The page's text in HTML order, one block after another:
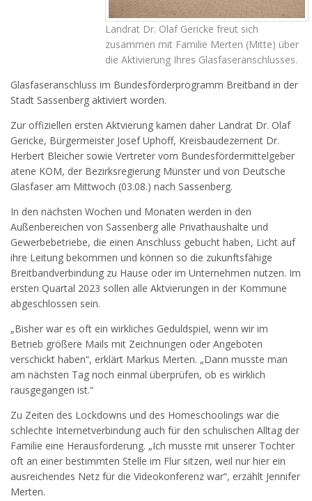
Landrat Dr. Olaf Gericke freut sich
zusammen mit Familie Merten (Mitte) über
die Aktivierung Ihres Glasfaseranschlusses.
Glasfaseranschluss im Bundesförderprogramm Breitband in der
Stadt Sassenberg aktiviert worden.
Zur offiziellen ersten Aktvierung kamen daher Landrat Dr. Olaf
Gericke, Bürgermeister Josef Uphoff, Kreisbaudezernent Dr.
Herbert Bleicher sowie Vertreter vom Bundesfördermittelgeber
atene KOM, der Bezirksregierung Münster und von Deutsche
Glasfaser am Mittwoch (03.08.) nach Sassenberg.
In den nächsten Wochen und Monaten werden in den
Außenbereichen von Sassenberg alle Privathaushalte und
Gewerbebetriebe, die einen Anschluss gebucht haben, Licht auf
ihre Leitung bekommen und können so die zukunftsfähige
Breitbandverbindung zu Hause oder im Unternehmen nutzen. Im
ersten Quartal 2023 sollen alle Aktvierungen in der Kommune
abgeschlossen sein.
„Bisher war es oft ein wirkliches Geduldspiel, wenn wir im
Betrieb größere Mails mit Zeichnungen oder Angeboten
verschickt haben“, erklärt Markus Merten. „Dann musste man
am nächsten Tag noch einmal überprüfen, ob es wirklich
rausgegangen ist.“
Zu Zeiten des Lockdowns und des Homeschoolings war die
schlechte Internetverbindung auch für den schulischen Alltag der
Familie eine Herausforderung. „Ich musste mit unserer Tochter
oft an einer bestimmten Stelle im Flur sitzen, weil nur hier ein
ausreichendes Netz für die Videokonferenz war“, erzählt Jennifer
Merten.